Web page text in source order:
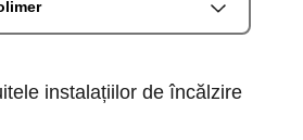
instalațiilor de încălzire